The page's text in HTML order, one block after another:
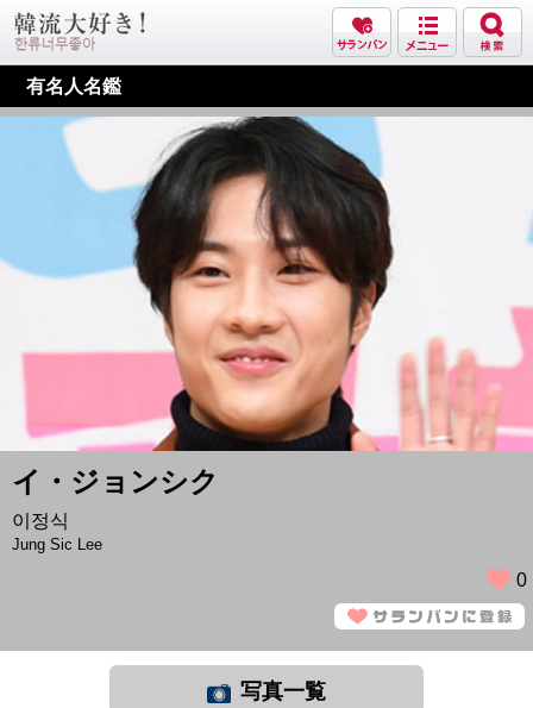
有名人名鑑
イ・ジョンシク
이정식
Jung Sic Lee
0
写真一覧